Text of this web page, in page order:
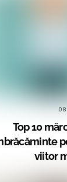
Top 10
viitor